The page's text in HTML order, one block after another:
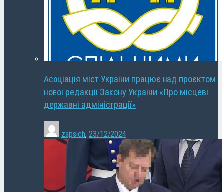
Асоціація міст України працює над проєктом
нової редакції Закону України «Про місцеві
державні адміністрації»
zapsich, 23/12/2024